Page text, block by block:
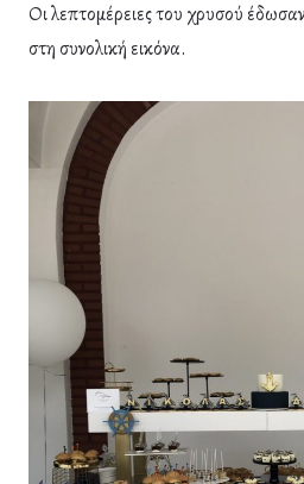
Οι λεπτομέρειες του χρυσού
στη συνολική εικόνα.